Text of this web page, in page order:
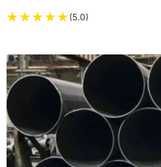
★★★★★(5.0)